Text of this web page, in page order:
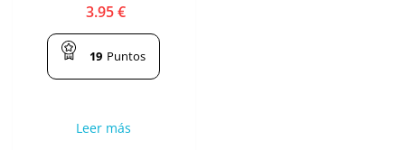
3.95€
19 Puntos
Leer más